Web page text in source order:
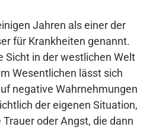
Jahren als einer der
für Krankheiten genannt.
Sicht in der westlichen Welt
Wesentlichen lässt sich
negative Wahrnehmungen
der eigenen Situation,
oder Angst, die dann